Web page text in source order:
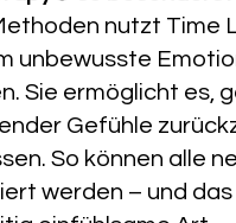
nutzt Time
unbewusste
Sie ermöglicht es,
Gefühle
So können alle
werden – und das